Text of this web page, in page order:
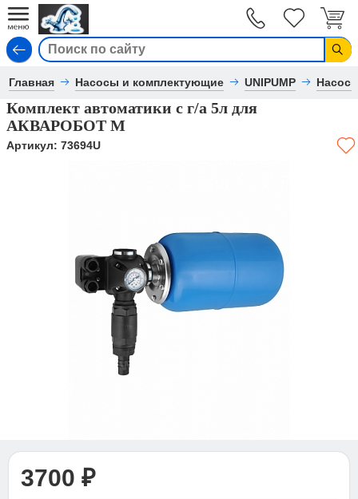
Главная Насосы и комплектующие UNIPUMP
Комплект автоматики с г/а 5л для
АКВАРОБОТ М
Артикул: 73694U
3700 ₽